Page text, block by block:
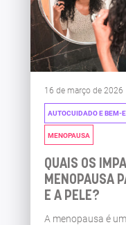
16 de março de 2026
AUTOCUIDADO E BEM-
MENOPAUSA
QUAIS OS
MENOPAUSA
E A PELE?
A menopausa é